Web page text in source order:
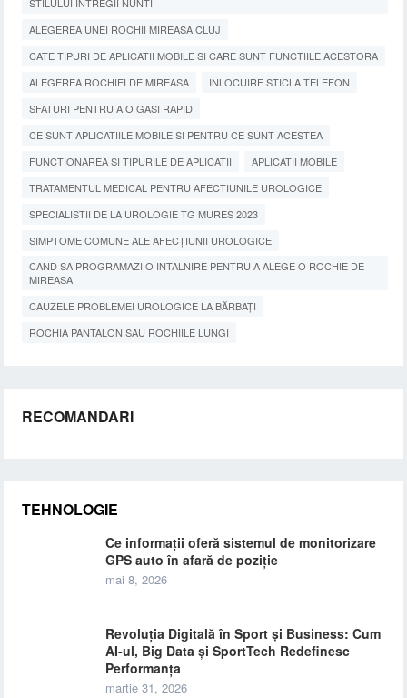
ALEGEREA UNEI ROCHII MIREASA CLUJ
CATE TIPURI DE APLICATII MOBILE SI CARE SUNT FUNCTIILE ACESTORA
ALEGEREA ROCHIEI DE MIREASA
INLOCUIRE STICLA TELEFON
SFATURI PENTRU A O GASI RAPID
CE SUNT APLICATIILE MOBILE SI PENTRU CE SUNT ACESTEA
FUNCTIONAREA SI TIPURILE DE APLICATII
APLICATII MOBILE
TRATAMENTUL MEDICAL PENTRU AFECTIUNILE UROLOGICE
SPECIALISTII DE LA UROLOGIE TG MURES 2023
SIMPTOME COMUNE ALE AFECȚIUNII UROLOGICE
CAND SA PROGRAMAZI O INTALNIRE PENTRU A ALEGE O ROCHIE DE
MIREASA
CAUZELE PROBLEMEI UROLOGICE LA BĂRBAȚI
ROCHIA PANTALON SAU ROCHIILE LUNGI
RECOMANDARI
TEHNOLOGIE
Ce informații oferă sistemul de monitorizare
GPS auto în afară de poziție
mai 8, 2026
Revoluția Digitală în Sport și Business: Cum
AI-ul, Big Data și SportTech Redefinesc
Performanța
martie 31, 2026